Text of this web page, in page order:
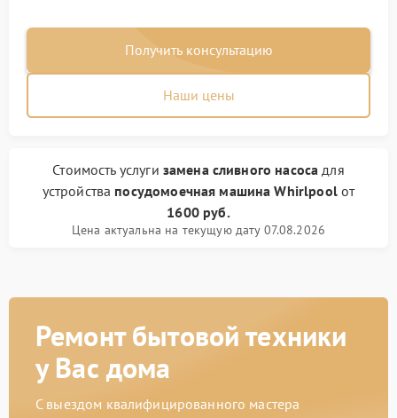
Получить консультацию
Наши цены
Стоимость услуги замена сливного насоса для
устройства посудомоечная машина Whirlpoolот
1600 руб.
Цена актуальна на текущую дату 07.08.2026
Ремонт бытовой техники
у Вас дома
С выездом квалифицированного мастера